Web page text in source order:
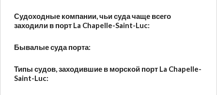
Судоходные компании, чьи суда чаще всего
заходили в порт La Chapelle-Saint-Luc:
Бывалые суда порта:
Типы судов, заходившие в морской порт La Chapelle-
Saint-Luc: